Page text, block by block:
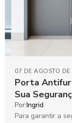
Porta
Sua
07 DE AGOSTO
Por:Ingrid
Para garantir a